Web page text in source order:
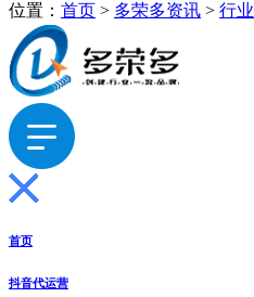
位置： 首页 > 多荣多资讯 > 行
首页
抖音代运营